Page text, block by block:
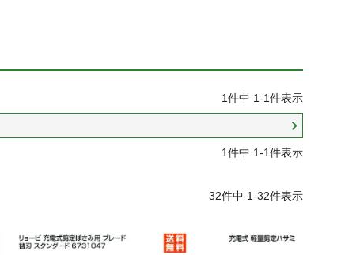
1件中 1-1件表示
1件中 1-1件表示
32件中 1-32件表示